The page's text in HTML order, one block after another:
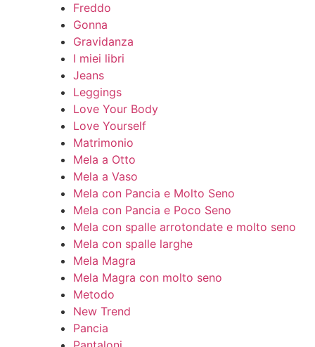
Freddo
Gonna
Gravidanza
I miei libri
Jeans
Leggings
Love Your Body
Love Yourself
Matrimonio
Mela a Otto
Mela a Vaso
Mela con Pancia e Molto Seno
Mela con Pancia e Poco Seno
Mela con spalle arrotondate e molto seno
Mela con spalle larghe
Mela Magra
Mela Magra con molto seno
Metodo
New Trend
Pancia